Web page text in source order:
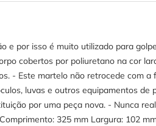
e por isso é muito utilizado para
cobertos por poliuretano na cor
- Este martelo não retrocede com a
luvas e outros equipamentos de
por uma peça nova. - Nunca
325 mm Largura: 102